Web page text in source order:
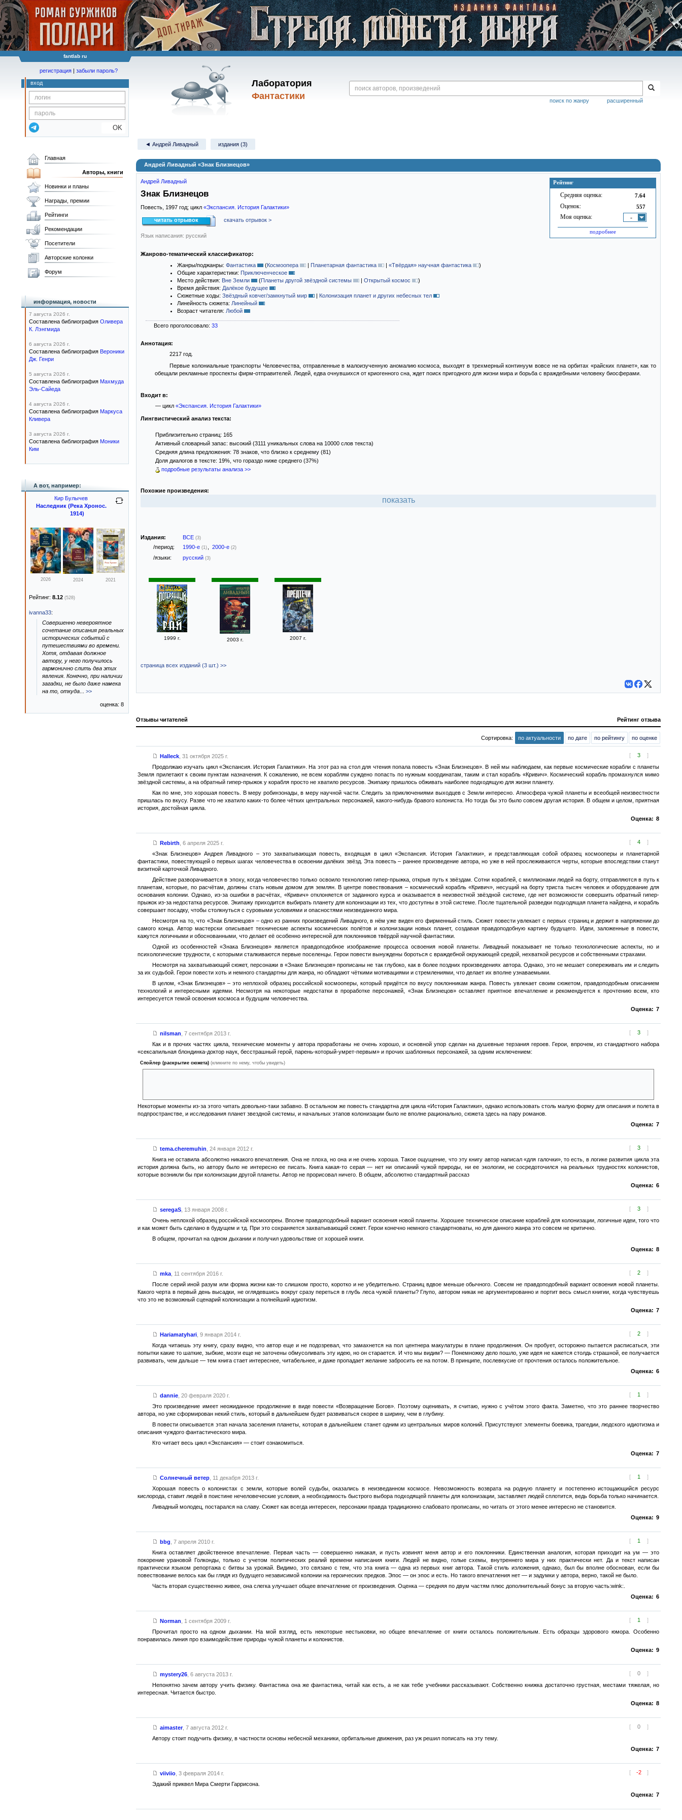
fantlab ru
Лаборатория
Фантастики
расширенный
поиск по жанру
регистрация | забыли пароль?
вход
OK
◄ Андрей Ливадный издания (3)
Андрей Ливадный «Знак Близнецов»
Рейтинг
Средняя оценка: 7.64
Оценок: 557
Моя оценка: -
подробнее
Андрей Ливадный
Знак Близнецов
Повесть, 1997 год; цикл «Экспансия. История Галактики»
читать отрывок скачать отрывок >
Язык написания: русский
Жанрово-тематический классификатор:
Жанры/поджанры: Фантастика (Космоопера | Планетарная фантастика | «Твёрдая» научная фантастика
)
Общие характеристики: Приключенческое
Место действия: Вне Земли (Планеты другой звёздной системы | Открытый космос
)
Время действия: Далёкое будущее
Сюжетные ходы: Звёздный ковчег/замкнутый мир | Колонизация планет и других небесных тел
Линейность сюжета: Линейный
Возраст читателя: Любой
Всего проголосовало: 33
Аннотация:
2217 год.
Первые колониальные транспорты Человечества, отправленные в малоизученную аномалию космоса, выходят в трехмерный континуум вовсе не на орбитах «райских планет», как то
обещали рекламные проспекты фирм-отправителей. Людей, едва очнувшихся от криогенного сна, ждет поиск пригодного для жизни мира и борьба с враждебными человеку биосферами.
Входит в:
— цикл «Экспансия. История Галактики»
Лингвистический анализ текста:
Приблизительно страниц: 165
Активный словарный запас: высокий (3111 уникальных слова на 10000 слов текста)
Средняя длина предложения: 78 знаков, что близко к среднему (81)
Доля диалогов в тексте: 19%, что гораздо ниже среднего (37%)
подробные результаты анализа >>
Похожие произведения:
показать
Издания: ВСЕ (3)
/период: 1990-е (1) 2000-е (2)
/языки: русский (3)
1999 г. 2003 г. 2007 г.
страница всех изданий (3 шт.) >>
Отзывы читателей Рейтинг отзыва
Сортировка: по актуальности по дате по рейтингу по оценке
[ 3 ]
Halleck, 31 октября 2025 г.
Продолжаю изучать цикл «Экспансия. История Галактики». На этот раз на стол для чтения попала повесть «Знак Близнецов». В ней мы наблюдаем, как первые космические корабли с планеты
Земля прилетают к своим пунктам назначения. К сожалению, не всем кораблям суждено попасть по нужным координатам, таким и стал корабль «Кривич». Космический корабль промахнулся мимо
звёздной системы, а на обратный гипер-прыжок у корабля просто не хватило ресурсов. Экипажу пришлось обживать наиболее подходящую для жизни планету.
Как по мне, это хорошая повесть. В меру робинзонады, в меру научной части. Следить за приключениями выходцев с Земли интересно. Атмосфера чужой планеты и всеобщей неизвестности
пришлась по вкусу. Разве что не хватило каких-то более чётких центральных персонажей, какого-нибудь бравого колониста. Но тогда бы это было совсем другая история. В общем и целом, приятная
история, достойная цикла.
Оценка: 8
[ 4 ]
Rebirth 6 апреля 2025 г.
«Знак Близнецов» Андрея Ливадного – это захватывающая повесть, входящая в цикл «Экспансия. История Галактики», и представляющая собой образец космооперы и планетарной
фантастики, повествующей о первых шагах человечества в освоении далёких звёзд. Эта повесть – раннее произведение автора, но уже в ней прослеживаются черты, которые впоследствии станут
визитной карточкой Ливадного.
Действие разворачивается в эпоху, когда человечество только освоило технологию гипер-прыжка, открыв путь к звёздам. Сотни кораблей, с миллионами людей на борту, отправляются в путь к
планетам, которые, по расчётам, должны стать новым домом для землян. В центре повествования – космический корабль «Кривич», несущий на борту триста тысяч человек и оборудование для
основания колонии. Однако, из-за ошибки в расчётах, «Кривич» отклоняется от заданного курса и оказывается в неизвестной звёздной системе, где нет возможности совершить обратный гипер-
прыжок из-за недостатка ресурсов. Экипажу приходится выбирать планету для колонизации из тех, что доступны в этой системе. После тщательной разведки подходящая планета найдена, и корабль
совершает посадку, чтобы столкнуться с суровыми условиями и опасностями неизведанного мира.
Несмотря на то, что «Знак Близнецов» – одно из ранних произведений Ливадного, в нём уже виден его фирменный стиль. Сюжет повести увлекает с первых страниц и держит в напряжении до
самого конца. Автор мастерски описывает технические аспекты космических полётов и колонизации новых планет, создавая правдоподобную картину будущего. Идеи, заложенные в повести,
кажутся логичными и обоснованными, что делает её особенно интересной для поклонников твёрдой научной фантастики.
Одной из особенностей «Знака Близнецов» является правдоподобное изображение процесса освоения новой планеты. Ливадный показывает не только технологические аспекты, но и
психологические трудности, с которыми сталкиваются первые поселенцы. Герои повести вынуждены бороться с враждебной окружающей средой, нехваткой ресурсов и собственными страхами.
Несмотря на захватывающий сюжет, персонажи в «Знаке Близнецов» прописаны не так глубоко, как в более поздних произведениях автора. Однако, это не мешает сопереживать им и следить
за их судьбой. Герои повести хоть и немного стандартны для жанра, но обладают чёткими мотивациями и стремлениями, что делает их вполне узнаваемыми.
В целом, «Знак Близнецов» – это неплохой образец российской космооперы, который придётся по вкусу поклонникам жанра. Повесть увлекает своим сюжетом, правдоподобным описанием
технологий и интересными идеями. Несмотря на некоторые недостатки в проработке персонажей, «Знак Близнецов» оставляет приятное впечатление и рекомендуется к прочтению всем, кто
интересуется темой освоения космоса и будущим человечества.
Оценка: 7
[ 3 ]
nilsman 7 сентября 2013 г.
Как и в прочих частях цикла, технические моменты у автора проработаны не очень хорошо, и основной упор сделан на душевные терзания героев. Герои, впрочем, из стандартного набора
«сексапильная блондинка-доктор наук, бесстрашный герой, парень-который-умрет-первым» и прочих шаблонных персонажей, за одним исключением:
Спойлер (раскрытие сюжета) (кликните по нему, чтобы увидеть)
Некоторые моменты из-за этого читать довольно-таки забавно. В остальном же повесть стандартна для цикла «История Галактики», однако использовать столь малую форму для описания и полета в
подпространстве, и исследования планет звездной системы, и начальных этапов колонизации было не вполне рационально, сюжета здесь на пару романов.
Оценка: 7
[ 3 ]
tema.cheremuhin 24 января 2012 г.
Книга не оставила абсолютно никакого впечатления. Она не плоха, но она и не очень хороша. Такое ощущение, что эту книгу автор написал «для галочки», то есть, в логике развития цикла эта
история должна быть, но автору было не интересно ее писать. Книга какая-то серая — нет ни описаний чужой природы, ни ее экологии, не сосредоточился на реальных трудностях колонистов,
которые возникли бы при колонизации другой планеты. Автор не прорисовал ничего. В общем, абсолютно стандартный рассказ
Оценка: 6
[ 3 ]
seregaS, 13 января 2008 г.
Очень неплохой образец российской космоопреы. Вполне правдоподобный вариант освоения новой планеты. Хорошее техническое описание кораблей для колонизации, логичные идеи, того что
и как может быть сделано в будущем и тд. При это сохраняется захватывающий сюжет. Герои конечно немного стандартноваты, но для данного жанра это совсем не критично.
В общем, прочитал на одном дыхании и получил удовольствие от хорошей книги.
Оценка: 8
[ 2 ]
mka, 11 сентября 2016 г.
После серий иной разум или форма жизни как-то слишком просто, коротко и не убедительно. Страниц вдвое меньше обычного. Совсем не правдоподобный вариант освоения новой планеты.
Какого черта в первый день высадки, не оглядевшись вокруг сразу переться в глубь леса чужой планеты? Глупо, автором никак не аргументированно и портит весь смысл книгии, когда чувствуешь
что это не возможный сценарий колонизации а полнейший идиотизм.
Оценка: 7
[ 2 ]
Hariamatyhari, 9 января 2014 г.
Когда читаешь эту книгу, сразу видно, что автор еще и не подозревал, что замахнется на пол центнера макулатуры в плане продолжения. Он пробует, осторожно пытается расписаться, эти
попытки какие то шаткие, зыбкие, мозги еще не заточены обмусоливать эту идею, но он старается. И что мы видим? — Понемножку дело пошло, уже идея не кажется столдь страшной, ее получается
развивать, чем дальше — тем книга стает интереснее, читабельнее, и даже пропадает желание забросить ее на потом. В принципе, послевкусие от прочтения осталось положительное.
Оценка: 6
[ 1 ]
dannie, 20 февраля 2020 г.
Это произведение имеет неожиданное продолжение в виде повести «Возвращение Богов». Поэтому оценивать, я считаю, нужно с учётом этого факта. Заметно, что это раннее творчество
автора, но уже сформирован некий стиль, который в дальнейшем будет развиваться скорее в ширину, чем в глубину.
В повести описывается этап начала заселения планеты, которая в дальнейшем станет одним из центральных миров колоний. Присутствуют элементы боевика, трагедии, людского идиотизма и
описания чуждого фантастического мира.
Кто читает весь цикл «Экспансия» — стоит ознакомиться.
Оценка: 7
[ 1 ]
Солнечный ветер, 11 декабря 2013 г.
Хорошая повесть о колонистах с земли, которые волей судьбы, оказались в неизведанном космосе. Невозможность возврата на родную планету и постепенно истощающийся ресурс
кислорода, ставит людей в поистине нечеловеческие условия, а необходимость быстрого выбора подходящей планеты для колонизации, заставляет людей сплотится, ведь борьба только начинается.
Ливадный молодец, постарался на славу. Сюжет как всегда интересен, персонажи правда традиционно слабовато прописаны, но читать от этого менее интересно не становится.
Оценка: 9
[ 1 ]
bbg 7 апреля 2010 г.
Книга оставляет двойственное впечатление. Первая часть — совершенно никакая, и пусть извинят меня автор и его поклонники. Единственная аналогия, которая приходит на ум — это
покорение урановой Голконды, только с учетом политических реалий времени написания книги. Людей не видно, голые схемы, внутреннего мира у них практически нет. Да и текст написан
практически языком репортажа с битвы за урожай. Видимо, это связано с тем, что эта книга — одна из первых книг автора. Такой стиль изложения, однако, был бы вполне обоснован, если бы
повествование велось как бы глядя из будущего независимой колонии на героических предков. Эпос — он эпос и есть. Но такого впечатления нет — и задумки у автора, верно, такой не было.
Часть вторая существенно живее, она слегка улучшает общее впечатление от произведения. Оценка — средняя по двум частям плюс дополнительный бонус за вторую часть:wink:.
Оценка: 6
[ 1 ]
Norman
1 сентября 2009 г.
Прочитал просто на одном дыхании. На мой взгляд, есть некоторые нестыковки, но общее впечатление от книги осталось положительным. Есть образцы здорового юмора. Особенно
понравилась линия про взаимодействие природы чужой планеты и колонистов.
Оценка: 9
[ 0 ]
mystery26, 6 августа 2013 г.
Непонятно зачем автору учить физику. Фантастика она же фантастика, читай как есть, а не как тебе учебники рассказывают. Собственно книжка достаточно грустная, местами тяжелая, но
интересная. Читается быстро.
Оценка: 8
[ 0 ]
aimaster, 7 августа 2012 г.
Автору стоит подучить физику, в частности основы небесной механики, орбитальные движения, раз уж решил пописать на эту тему.
Оценка: 7
[ -2 ]
viiviio, 3 февраля 2014 г.
Эдакий приквел Мира Смерти Гаррисона.
Оценка: 7
Главная
Авторы, книги
Новинки и планы
Награды, премии
Рейтинги
Рекомендации
Посетители
Авторские колонки
Форум
информация, новости
7 августа 2026 г.
Составлена библиография Оливера
К. Лэнгмида
6 августа 2026 г.
Составлена библиография Вероники
Дж. Генри
5 августа 2026 г.
Составлена библиография Махмуда
Эль-Сайеда
4 августа 2026 г.
Составлена библиография Маркуса
Кливера
3 августа 2026 г.
Составлена библиография Моники
Ким
А вот, например:
Кир Булычев
Наследник (Река Хронос.
1914)
2026 2024 2021
Рейтинг: 8.12 (528)
ivanna33:
Совершенно невероятное
сочетание описания реальных
исторических событий с
путешествиями во времени.
Хотя, отдавая должное
автору, у него получилось
гармонично слить два этих
явления. Конечно, при наличии
загадки, не было даже намека
на то, откуда
>>
оценка: 8